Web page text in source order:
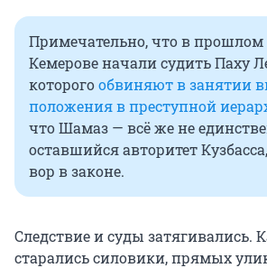
Примечательно, что в прошлом
Кемерове начали судить Паху
которогообвиняют в занятии
положения в преступной
что Шамаз — всё же не
оставшийся авторитет
вор в законе.
Следствие и суды затягивались.
старались силовики, прямых